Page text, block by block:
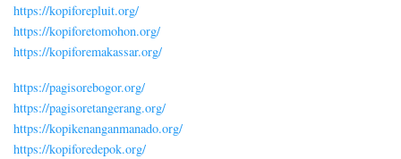
https://kopiforepluit.org/
https://kopiforetomohon.org/
https://kopiforemakassar.org/
https://pagisorebogor.org/
https://pagisoretangerang.org/
https://kopikenanganmanado.org/
https://kopiforedepok.org/